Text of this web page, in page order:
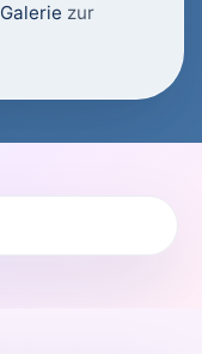
Galerie zur